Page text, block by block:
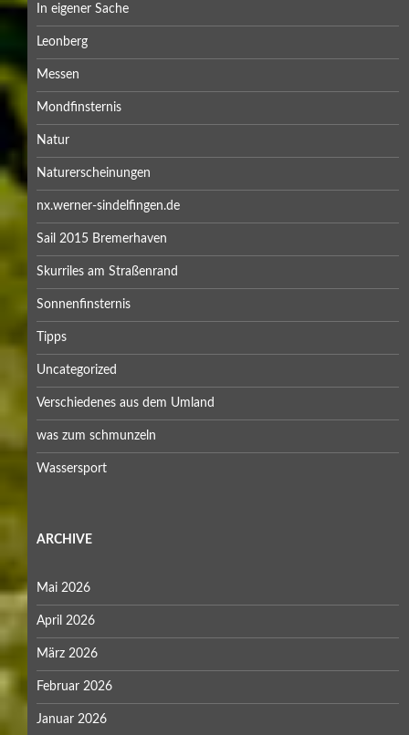
In eigener Sache
Leonberg
Messen
Mondfinsternis
Natur
Naturerscheinungen
nx.werner-sindelfingen.de
Sail 2015 Bremerhaven
Skurriles am Straßenrand
Sonnenfinsternis
Tipps
Uncategorized
Verschiedenes aus dem Umland
was zum schmunzeln
Wassersport
ARCHIVE
Mai 2026
April 2026
März 2026
Februar 2026
Januar 2026